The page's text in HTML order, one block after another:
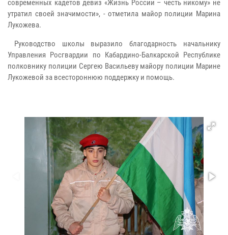
современных кадетов девиз «Жизнь России – честь никому» не
утратил своей значимости», - отметила майор полиции Марина
Лукожева.
Руководство школы выразило благодарность начальнику
Управления Росгвардии по Кабардино-Балкарской Республике
полковнику полиции Сергею Васильеву майору полиции Марине
Лукожевой за всестороннюю поддержку и помощь.